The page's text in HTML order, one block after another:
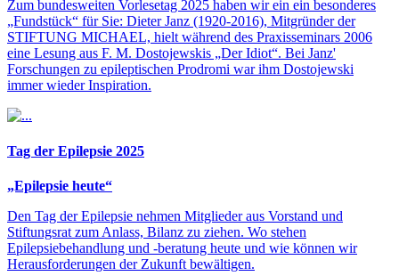
Zum bundesweiten Vorlesetag 2025 haben wir ein ein besonderes
„Fundstück“ für Sie: Dieter Janz (1920-2016), Mitgründer der
STIFTUNG MICHAEL, hielt während des Praxisseminars 2006
eine Lesung aus F. M. Dostojewskis „Der Idiot“. Bei Janz'
Forschungen zu epileptischen Prodromi war ihm Dostojewski
immer wieder Inspiration.
Tag der Epilepsie 2025
„Epilepsie heute“
Den Tag der Epilepsie nehmen Mitglieder aus Vorstand und
Stiftungsrat zum Anlass, Bilanz zu ziehen. Wo stehen
Epilepsiebehandlung und -beratung heute und wie können wir
Herausforderungen der Zukunft bewältigen.